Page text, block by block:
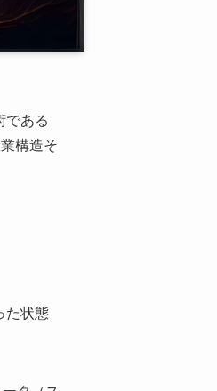
である
構造そ
た状態